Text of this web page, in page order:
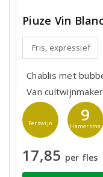
Piuze Vin
Fris, expressief
Chablis met
Van
Perswijn 9
Hamersma
17,85 per fles